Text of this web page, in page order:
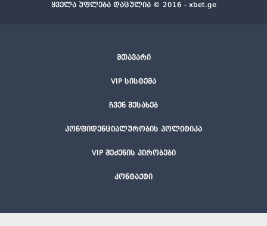
მთავარი
VIP სისტემა
ჩვენ შესახებ
კონფიდენციალურობის პოლიტიკა
VIP შეძენის პირობები
კონტაქტი
ყველა უფლება დაცულია © 2016 - xbet.ge